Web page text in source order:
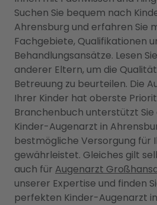
Suchen Sie bequem nach
Ahrensburg und erfahren Sie
Fachgebiete, Qualifikationen
Behandlungsansätze. Lesen
anderer Eltern, um die
Betreuung zu beurteilen. Die
Ihrer Kinder hat oberste
Branchenbuch unterstützt
Kinder-Augenarzt in
bestmögliche Versorgung für
gewährleistet. Gleiches gilt
auch für Augenarzt
unserer Expertise und finden
perfekten Kinder-Augenarzt